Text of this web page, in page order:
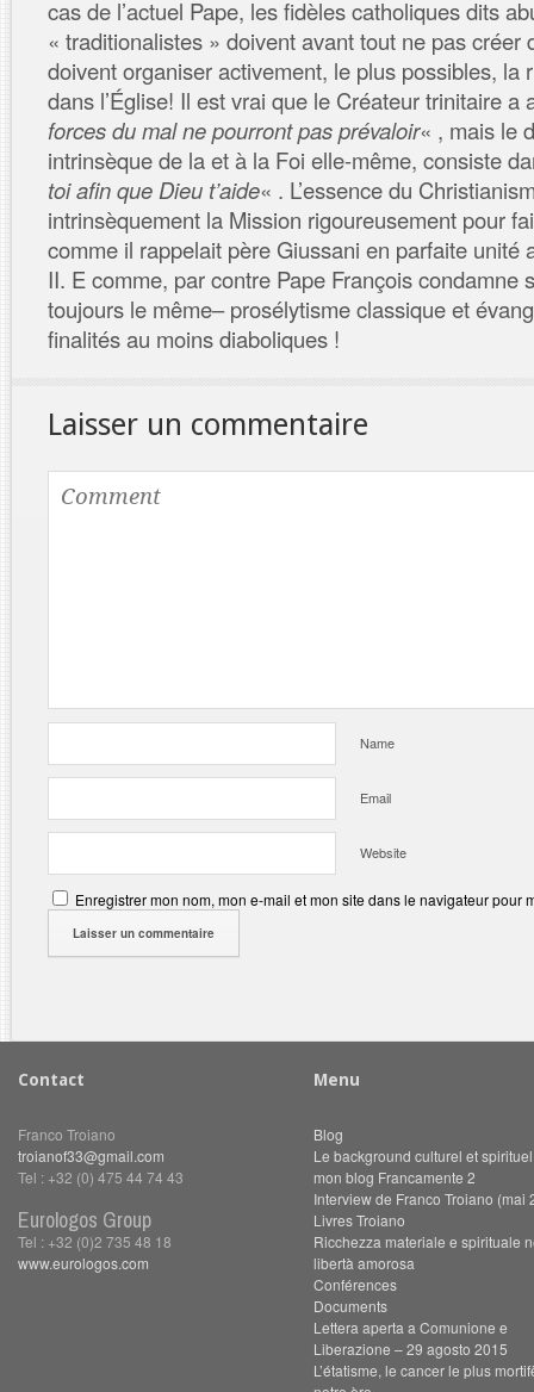
cas de l’actuel Pape, les fidèles catholiques dits
« traditionalistes » doivent avant tout ne pas créer
doivent organiser activement, le plus possibles, la
dans l’Église! Il est vrai que le Créateur trinitaire
forces du mal ne pourront pas prévaloir« , mais le
intrinsèque de la et à la Foi elle-même, consiste
toi afin que Dieu t’aide« . L’essence du
intrinsèquement la Mission rigoureusement pour
comme il rappelait père Giussani en parfaite unité
II. E comme, par contre Pape François condamne
toujours le même– prosélytisme classique et
finalités au moins diaboliques !
Laisser un commentaire
Name
Email
Website
Enregistrer mon nom, mon e-mail et mon site dans le navigateur pour
Contact
Franco Troiano
troianof33@gmail.com
Tel : +32 (0) 475 44 74 43
Eurologos Group
Tel : +32 (0)2 735 48 18
www.eurologos.com
Menu
Blog
Le background culturel et
mon blog Francamente 2
Interview de Franco Troiano (mai
Livres Troiano
Ricchezza materiale e spirituale
libertà amorosa
Conférences
Documents
Lettera aperta a Comunione e
Liberazione – 29 agosto 2015
L’étatisme, le cancer le plus